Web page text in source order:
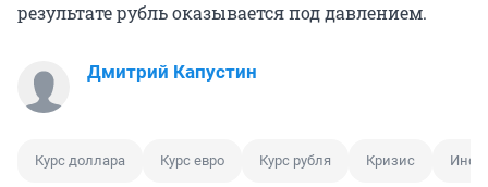
результате рубль оказывается под давлением.
Дмитрий Капустин
Курс доллара Курс евро Курс рубля Кризис